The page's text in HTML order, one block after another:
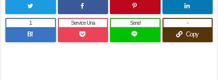
B!
1 Service Una Send
Copy
-